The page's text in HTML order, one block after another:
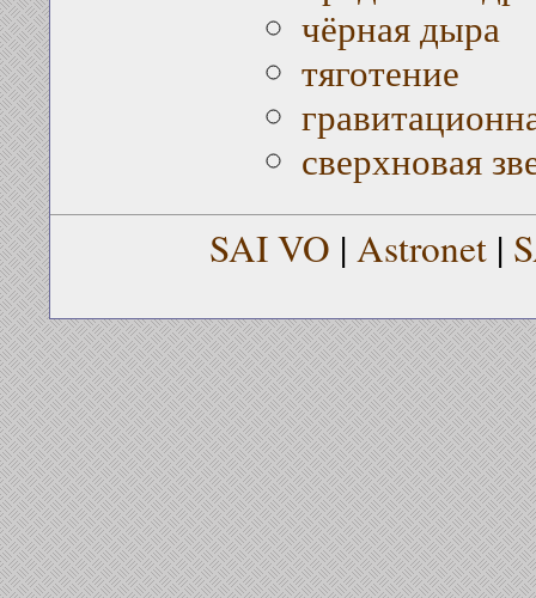
чёрная дыра
тяготение
сверхновая
SAI VO | Astronet |